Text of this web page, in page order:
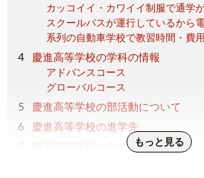
カッコイイ・カワイイ制服で通学
スクールバスが運行しているから
系列の自動車学校で教習時間・費
慶進高等学校の学科の情報
アドバンスコース
グローバルコース
慶進高等学校の部活動について
慶進高等学校の進学先
慶進高等学校の口コミ・評判
もっと見る